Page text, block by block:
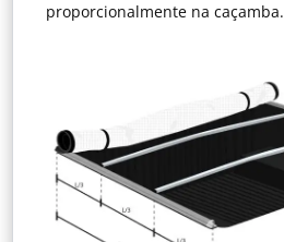
proporcionalmente na caçamba.